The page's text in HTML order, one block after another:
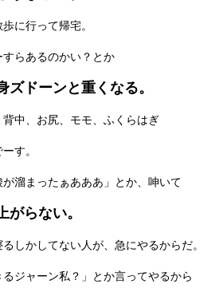
に行って帰宅。
らあるのかい？とか
ズドーンと重くなる。
中、お尻、モモ、ふくらはぎ
す。
溜まったぁあああ」とか、呻いて
がらない。
しかしてない人が、急にやるからだ。
ジャーン私？」とか言ってやるから